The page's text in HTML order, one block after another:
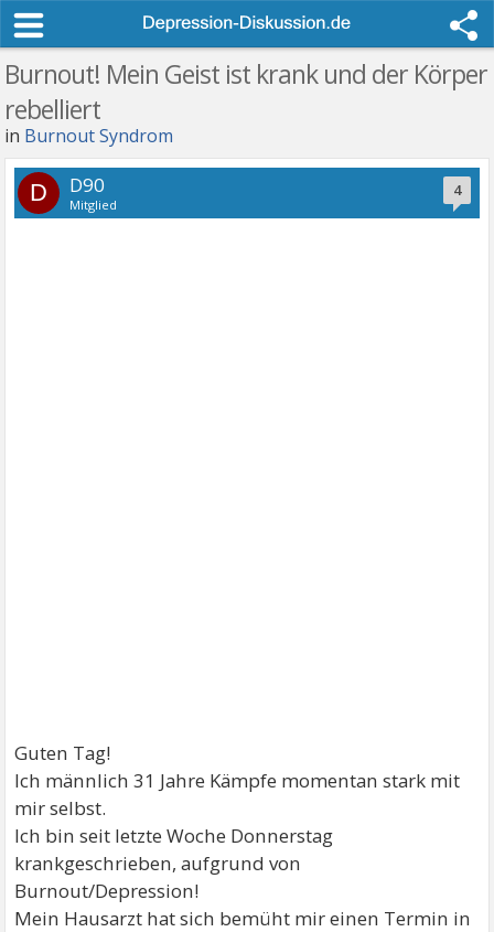
Burnout! Mein Geist ist krank und der Körper
rebelliert
in Burnout Syndrom
4
D D90
Mitglied
Guten Tag!
Ich männlich 31 Jahre Kämpfe momentan stark mit
mir selbst.
Ich bin seit letzte Woche Donnerstag
krankgeschrieben, aufgrund von
Burnout/Depression!
Mein Hausarzt hat sich bemüht mir einen Termin in